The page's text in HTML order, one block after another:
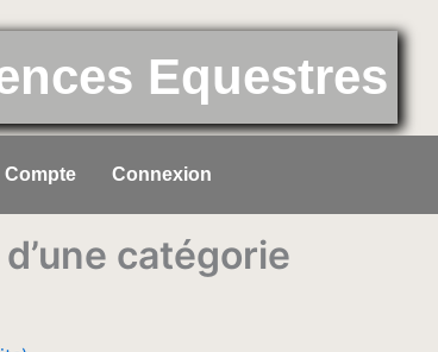
Equestres
Compte Connexion
catégorie